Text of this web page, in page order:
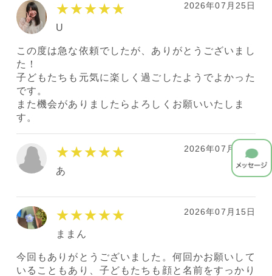
★★★★★ 2026年07月25日
U
この度は急な依頼でしたが、ありがとうございまし
た！
子どもたちも元気に楽しく過ごしたようでよかった
です。
また機会がありましたらよろしくお願いいたしま
す。
★★★★★ 2026年07月15日
あ
★★★★★ 2026年07月15日
ままん
今回もありがとうございました。何回かお願いして
いることもあり、子どもたちも顔と名前をすっかり